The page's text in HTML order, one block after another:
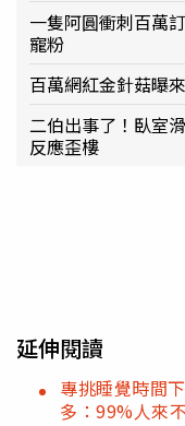
一隻阿圓衝刺百萬
寵粉
百萬網紅金針菇曝
二伯出事了！臥室
反應歪樓
延伸閱讀
專挑睡覺時間
多：99%人來